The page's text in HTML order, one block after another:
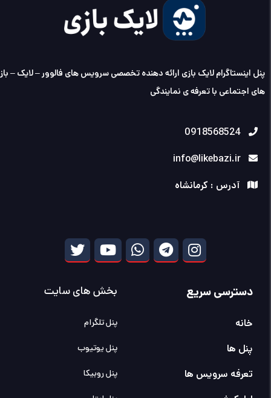
پنل اینستاگرام لایک بازی ارائه دهنده تخصصی سرویس های فالوور – لایک –
های اجتماعی با تعرفه ی نمایندگی
0918568524
info@likebazi.ir
آدرس : کرمانشاه
دسترسی سریع
خانه
پنل ها
تعرفه سرویس ها
بخش های سایت
پنل تلگرام
پنل یوتیوب
پنل روبیکا